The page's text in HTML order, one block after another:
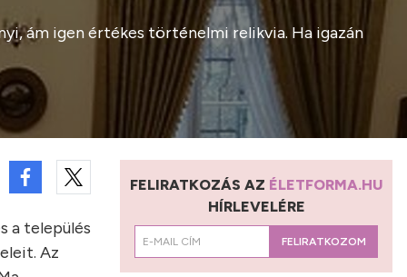
ám igen értékes történelmi relikvia. Ha igazán
a település
Az
FELIRATKOZÁS AZ ÉLETFORMA.HU
HÍRLEVELÉRE
FELIRATKOZOM